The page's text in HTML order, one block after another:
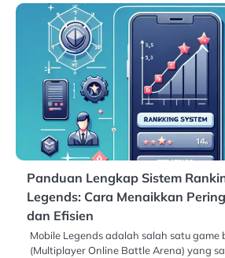
Panduan Lengkap Sistem
Legends: Cara Menaikkan
dan Efisien
Mobile Legends adalah salah satu game
(Multiplayer Online Battle Arena) yang